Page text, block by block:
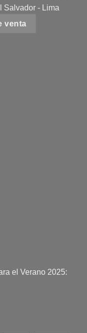
Salvador - Lima
venta
el Verano 2025: